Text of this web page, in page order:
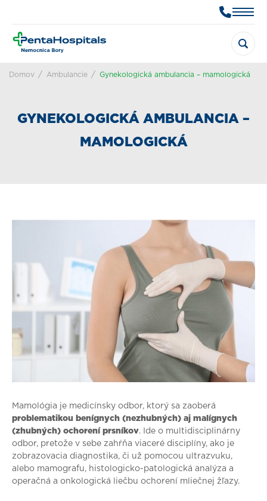
Domov Ambulancie Gynekologická ambulancia – mamologická
GYNEKOLOGICKÁ AMBULANCIA –
MAMOLOGICKÁ
Mamológia je medicínsky odbor, ktorý sa zaoberá
problematikou benígnych (nezhubných) aj malígnych
(zhubných) ochorení prsníkov. Ide o multidisciplinárny
odbor, pretože v sebe zahŕňa viaceré disciplíny, ako je
zobrazovacia diagnostika, či už pomocou ultrazvuku,
alebo mamografu, histologicko-patologická analýza a
operačná a onkologická liečbu ochorení mliečnej žľazy.